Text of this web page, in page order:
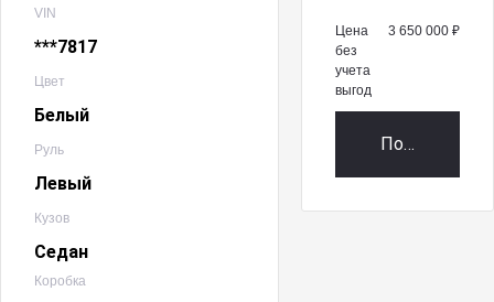
VIN
***7817
Цвет
Белый
Руль
Левый
Кузов
Седан
Коробка
Цена
без
учета
выгод
3 650 000 ₽
Получить